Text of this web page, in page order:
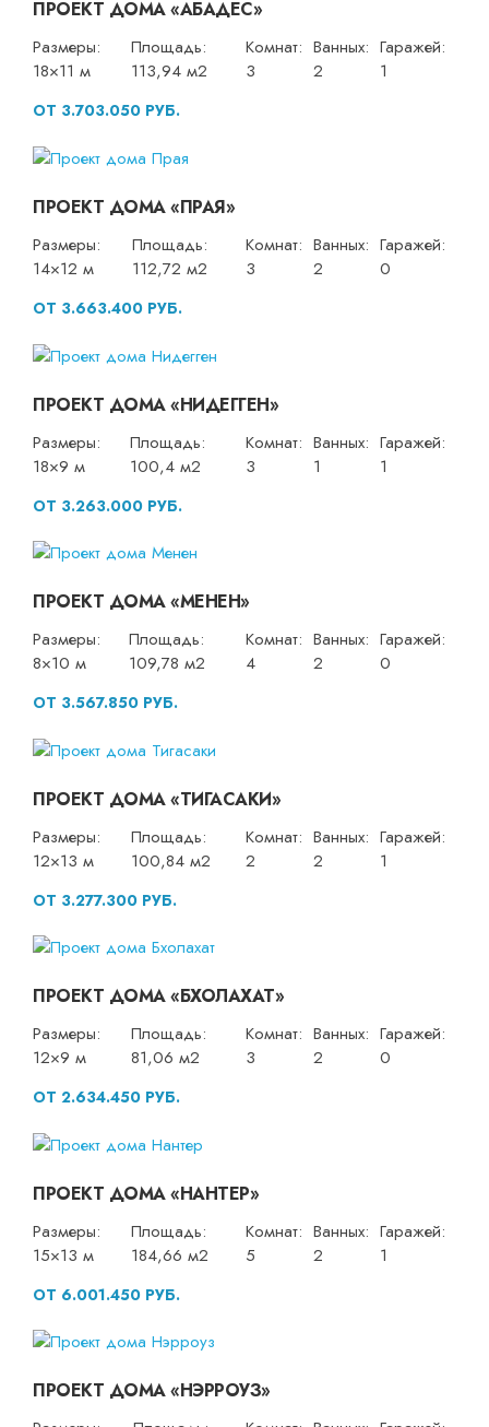
ПРОЕКТ ДОМА «АБАДЕС»
Размеры:
18×11 м
Площадь:
113,94 м2
Комнат:
3
Ванных:
2
Гаражей:
1
ОТ 3.703.050 РУБ.
ПРОЕКТ ДОМА «ПРАЯ»
Размеры:
14×12 м
Площадь:
112,72 м2
Комнат:
3
Ванных:
2
Гаражей:
0
ОТ 3.663.400 РУБ.
ПРОЕКТ ДОМА «НИДЕГГЕН»
Размеры:
18×9 м
Площадь:
100,4 м2
Комнат:
3
Ванных:
1
Гаражей:
1
ОТ 3.263.000 РУБ.
ПРОЕКТ ДОМА «МЕНЕН»
Размеры:
8×10 м
Площадь:
109,78 м2
Комнат:
4
Ванных:
2
Гаражей:
0
ОТ 3.567.850 РУБ.
ПРОЕКТ ДОМА «ТИГАСАКИ»
Размеры:
12×13 м
Площадь:
100,84 м2
Комнат:
2
Ванных:
2
Гаражей:
1
ОТ 3.277.300 РУБ.
ПРОЕКТ ДОМА «БХОЛАХАТ»
Размеры:
12×9 м
Площадь:
81,06 м2
Комнат:
3
Ванных:
2
Гаражей:
0
ОТ 2.634.450 РУБ.
ПРОЕКТ ДОМА «НАНТЕР»
Размеры:
15×13 м
Площадь:
184,66 м2
Комнат:
5
Ванных:
2
Гаражей:
1
ОТ 6.001.450 РУБ.
ПРОЕКТ ДОМА «НЭРРОУЗ»